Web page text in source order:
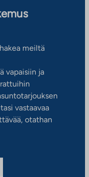
meiltä
vapaisiin ja
vastaavaa
otathan